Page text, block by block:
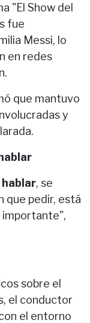
"El Show del
fue
Messi, lo
en redes
que mantuvo
y
hablar, se
que pedir, está
importante",
sobre el
el conductor
el entorno